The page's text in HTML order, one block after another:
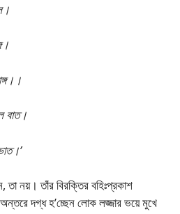
বাত।
তা নয়। তাঁর বিরক্তির বহিঃপ্রকাশ
দগ্ধ হ’চ্ছেন লোক লজ্জার ভয়ে মুখে